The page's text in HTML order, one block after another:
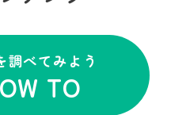
調べてみよう
TO